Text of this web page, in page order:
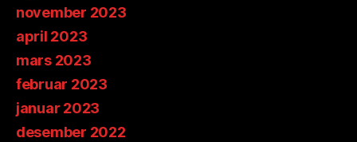
november 2023
april 2023
mars 2023
februar 2023
januar 2023
desember 2022